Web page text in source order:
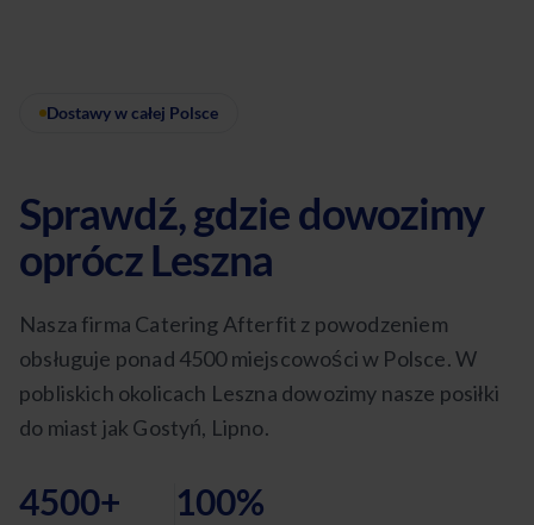
Dostawy w całej Polsce
Sprawdź, gdzie dowozimy
oprócz Leszna
Nasza firma Catering Afterfit z powodzeniem
obsługuje ponad 4500 miejscowości w Polsce. W
pobliskich okolicach Leszna dowozimy nasze posiłki
do miast jak Gostyń, Lipno.
4500+ 100%